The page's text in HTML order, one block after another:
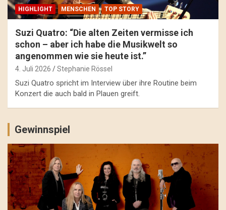
HIGHLIGHT MENSCHEN TOP STORY
Suzi Quatro: “Die alten Zeiten vermisse ich
schon – aber ich habe die Musikwelt so
angenommen wie sie heute ist.”
4. Juli 2026 Stephanie Rössel
Suzi Quatro spricht im Interview über ihre Routine beim
Konzert die auch bald in Plauen greift.
Gewinnspiel